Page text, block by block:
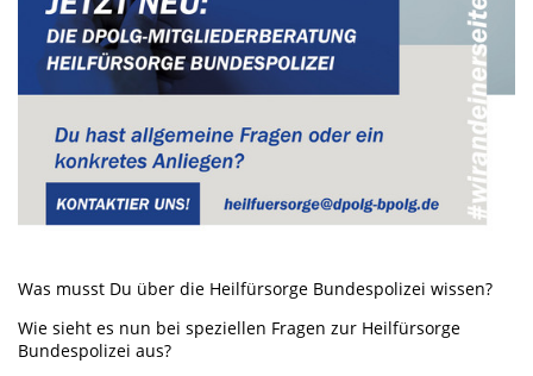
Was musst Du über die Heilfürsorge Bundespolizei wissen?
Wie sieht es nun bei speziellen Fragen zur Heilfürsorge
Bundespolizei aus?